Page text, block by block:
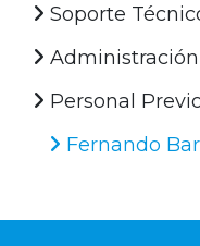
Soporte
Personal
Fernando